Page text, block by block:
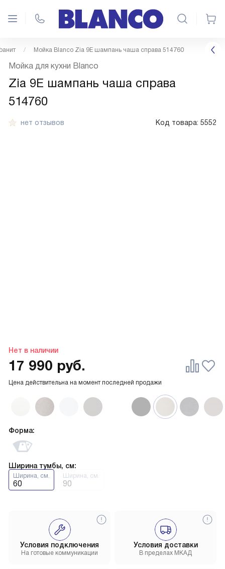
Мойка Blanco Zia 9E шампань чаша справа 514760
нет отзывов Код товара: 5552
Нет в наличии
Мойка для кухни Blanco
Zia 9E шампань чаша справа
514760
Форма:
Ширина тумбы, см:
Ширина, см.
60
Ширина, см.
90
Цена действительна на момент последней продажи
17 990 руб.
Условия доставки
В пределах МКАД
Условия подключения
На готовые коммуникации